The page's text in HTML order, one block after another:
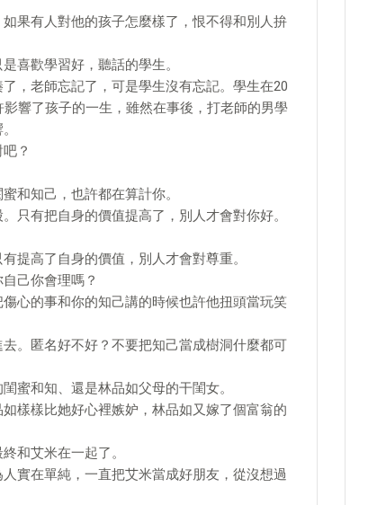
果有人對他的孩子怎麼樣了，恨不得和別人拚
喜歡學習好，聽話的學生。
，老師忘記了，可是學生沒有忘記。學生在20
響了孩子的一生，雖然在事後，打老師的男學
？
和知己，也許都在算計你。
只有把自身的價值提高了，別人才會對你好。
提高了自身的價值，別人才會對尊重。
己你會理嗎？
心的事和你的知己講的時候也許他扭頭當玩笑
。匿名好不好？不要把知己當成樹洞什麼都可
蜜和知、還是林品如父母的干閨女。
樣樣比她好心裡嫉妒，林品如又嫁了個富翁的
和艾米在一起了。
實在單純，一直把艾米當成好朋友，從沒想過